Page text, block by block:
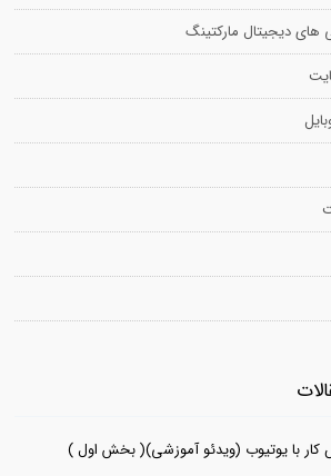
دیجیتال مارکتینگ
کار با یوتیوب (ویدئو آموزشی)( بخش اول )